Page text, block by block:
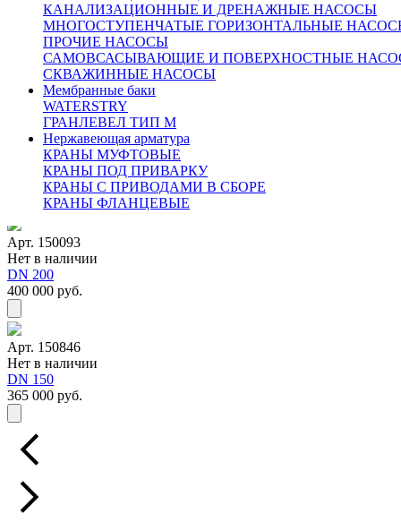
КАНАЛИЗАЦИОННЫЕ И ДРЕНАЖНЫЕ НАСОСЫ
МНОГОСТУПЕНЧАТЫЕ ГОРИЗОНТАЛЬНЫЕ
ПРОЧИЕ НАСОСЫ
САМОВСАСЫВАЮЩИЕ И ПОВЕРХНОСТНЫЕ
СКВАЖИННЫЕ НАСОСЫ
Мембранные баки
WATERSTRY
ГРАНЛЕВЕЛ ТИП М
Нержавеющая арматура
КРАНЫ МУФТОВЫЕ
КРАНЫ ПОД ПРИВАРКУ
КРАНЫ С ПРИВОДАМИ В СБОРЕ
КРАНЫ ФЛАНЦЕВЫЕ
Арт. 150222
Нет в наличии
DN 250
700 000 руб.
Арт. 150093
Нет в наличии
DN 200
400 000 руб.
Арт. 150846
Нет в наличии
DN 150
365 000 руб.